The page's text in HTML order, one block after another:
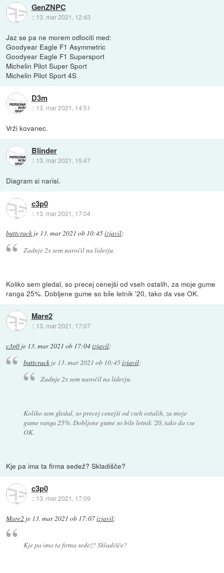
GenZNPC
:: 13. mar 2021, 12:43
Jaz se pa ne morem odlociti med:
Goodyear Eagle F1 Asymmetric
Goodyear Eagle F1 Supersport
Michelin Pilot Super Sport
Michelin Pilot Sport 4S
D3m
:: 13. mar 2021, 14:51
Vrži kovanec.
Blinder
:: 13. mar 2021, 15:47
Diagram si narisi.
c3p0
:: 13. mar 2021, 17:04
buttcrack je 13. mar 2021 ob 10:45izjavil:
Zadnje 2x sem naročil na liderju.
Koliko sem gledal, so precej cenejši od vseh ostalih, za moje gume
ranga 25%. Dobljene gume so bile letnik '20, tako da vse OK.
Mare2
:: 13. mar 2021, 17:07
c3p0 je 13. mar 2021 ob 17:04izjavil:
buttcrackje 13. mar 2021 ob 10:45izjavil:
Zadnje 2x sem naročil na liderju.
Koliko sem gledal, so precej cenejši od vseh ostalih, za moje
gume ranga 25%. Dobljene gume so bile letnik '20, tako da vse
OK.
Kje pa ima ta firma sedež? Skladišče?
c3p0
:: 13. mar 2021, 17:09
Mare2 je 13. mar 2021 ob 17:07izjavil:
Kje pa ima ta firma sedež? Skladišče?